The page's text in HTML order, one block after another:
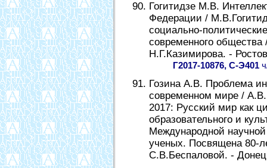
Гогитидзе М.В.
Федерации /
социально-
современного общества
Н.Г.Казимирова. -
Г2017-10876, С-Э401
Гозина А.В. Проблема
современном мире /
2017: Русский мир как
образовательного и
Международной
ученых. Посвящена 80-
С.В.Беспаловой. -